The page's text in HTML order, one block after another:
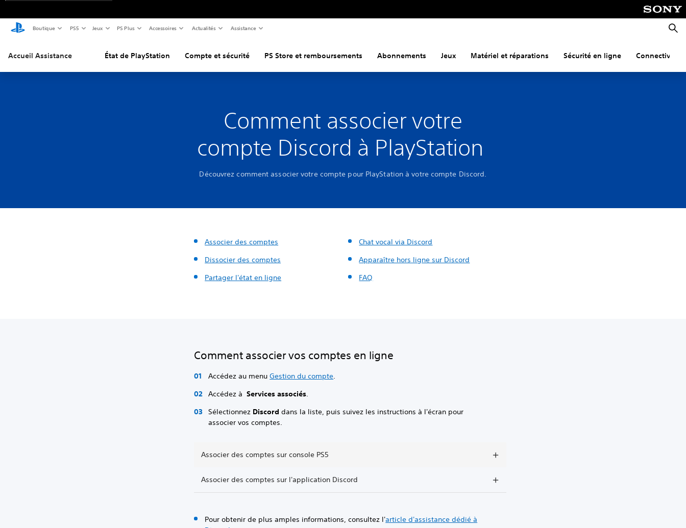
Boutique PS5 Jeux PS Plus Accessoires Actualités Assistance
Accueil Assistance État de PlayStation Compte et sécurité PS Store et remboursements Abonnements Jeux Matériel et réparations Sécurité en ligne Connectivité
Comment associer votre
compte Discord à PlayStation
Découvrez comment associer votre compte pour PlayStation à votre compte Discord.
Associer des comptes
Dissocier des comptes
Partager l'état en ligne
Chat vocal via Discord
Apparaître hors ligne sur Discord
FAQ
Comment associer vos comptes en ligne
Accédez au menuGestion du compte.
Accédez àServices associés.
Sélectionnez Discorddans la liste, puis suivez les instructions à l'écran pour
associer vos comptes.
Associer des comptes sur console PS5
Associer des comptes sur l'application Discord
Pour obtenir de plus amples informations, consultez l'article d'assistance dédié à